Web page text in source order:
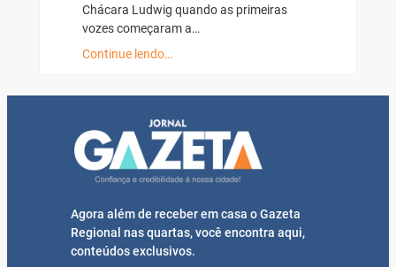
Chácara Ludwig quando as primeiras
vozes começaram a…
Continue lendo…
Agora além de receber em casa o Gazeta
Regional nas quartas, você encontra aqui,
conteúdos exclusivos.